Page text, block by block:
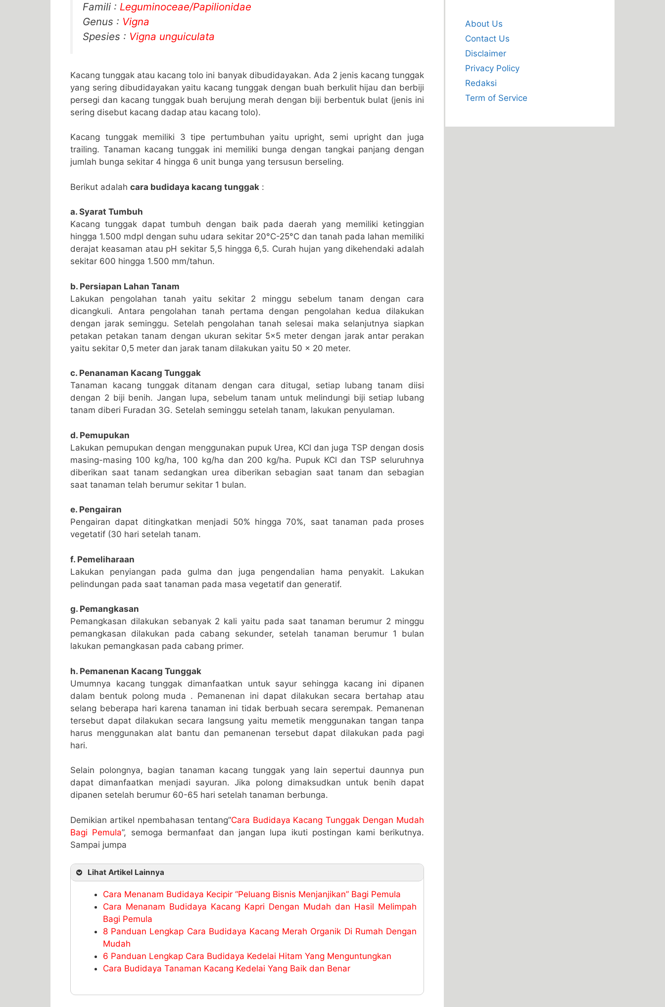
Famili : Leguminoceae/Papilionidae
Genus : Vigna
Spesies : Vigna unguiculata
Kacang tunggak atau kacang tolo ini banyak dibudidayakan. Ada 2 jenis kacang tunggak
yang sering dibudidayakan yaitu kacang tunggak dengan buah berkulit hijau dan berbiji
persegi dan kacang tunggak buah berujung merah dengan biji berbentuk bulat (jenis ini
sering disebut kacang dadap atau kacang tolo).
Kacang tunggak memiliki 3 tipe pertumbuhan yaitu upright, semi upright dan juga
trailing. Tanaman kacang tunggak ini memiliki bunga dengan tangkai panjang dengan
jumlah bunga sekitar 4 hingga 6 unit bunga yang tersusun berseling.
Berikut adalah cara budidaya kacang tunggak :
a. Syarat Tumbuh
Kacang tunggak dapat tumbuh dengan baik pada daerah yang memiliki ketinggian
hingga 1.500 mdpl dengan suhu udara sekitar 20°C-25°C dan tanah pada lahan memiliki
derajat keasaman atau pH sekitar 5,5 hingga 6,5. Curah hujan yang dikehendaki adalah
sekitar 600 hingga 1.500 mm/tahun.
b. Persiapan Lahan Tanam
Lakukan pengolahan tanah yaitu sekitar 2 minggu sebelum tanam dengan cara
dicangkuli. Antara pengolahan tanah pertama dengan pengolahan kedua dilakukan
dengan jarak seminggu. Setelah pengolahan tanah selesai maka selanjutnya siapkan
petakan petakan tanam dengan ukuran sekitar 5×5 meter dengan jarak antar perakan
yaitu sekitar 0,5 meter dan jarak tanam dilakukan yaitu 50 x 20 meter.
c. Penanaman Kacang Tunggak
Tanaman kacang tunggak ditanam dengan cara ditugal, setiap lubang tanam diisi
dengan 2 biji benih. Jangan lupa, sebelum tanam untuk melindungi biji setiap lubang
tanam diberi Furadan 3G. Setelah seminggu setelah tanam, lakukan penyulaman.
d. Pemupukan
Lakukan pemupukan dengan menggunakan pupuk Urea, KCl dan juga TSP dengan dosis
masing-masing 100 kg/ha, 100 kg/ha dan 200 kg/ha. Pupuk KCl dan TSP seluruhnya
diberikan saat tanam sedangkan urea diberikan sebagian saat tanam dan sebagian
saat tanaman telah berumur sekitar 1 bulan.
e. Pengairan
Pengairan dapat ditingkatkan menjadi 50% hingga 70%, saat tanaman pada proses
vegetatif (30 hari setelah tanam.
f. Pemeliharaan
Lakukan penyiangan pada gulma dan juga pengendalian hama penyakit. Lakukan
pelindungan pada saat tanaman pada masa vegetatif dan generatif.
g. Pemangkasan
Pemangkasan dilakukan sebanyak 2 kali yaitu pada saat tanaman berumur 2 minggu
pemangkasan dilakukan pada cabang sekunder, setelah tanaman berumur 1 bulan
lakukan pemangkasan pada cabang primer.
h. Pemanenan Kacang Tunggak
Umumnya kacang tunggak dimanfaatkan untuk sayur sehingga kacang ini dipanen
dalam bentuk polong muda . Pemanenan ini dapat dilakukan secara bertahap atau
selang beberapa hari karena tanaman ini tidak berbuah secara serempak. Pemanenan
tersebut dapat dilakukan secara langsung yaitu memetik menggunakan tangan tanpa
harus menggunakan alat bantu dan pemanenan tersebut dapat dilakukan pada pagi
hari.
Selain polongnya, bagian tanaman kacang tunggak yang lain sepertui daunnya pun
dapat dimanfaatkan menjadi sayuran. Jika polong dimaksudkan untuk benih dapat
dipanen setelah berumur 60-65 hari setelah tanaman berbunga.
Demikian artikel npembahasan tentang”Cara Budidaya Kacang Tunggak Dengan Mudah
Bagi Pemula”, semoga bermanfaat dan jangan lupa ikuti postingan kami berikutnya.
Sampai jumpa
Lihat Artikel Lainnya
Cara Menanam Budidaya Kecipir “Peluang Bisnis Menjanjikan” Bagi Pemula
Cara Menanam Budidaya Kacang Kapri Dengan Mudah dan Hasil Melimpah
Bagi Pemula
8 Panduan Lengkap Cara Budidaya Kacang Merah Organik Di Rumah Dengan
Mudah
6 Panduan Lengkap Cara Budidaya Kedelai Hitam Yang Menguntungkan
Cara Budidaya Tanaman Kacang Kedelai Yang Baik dan Benar
About Us
Contact Us
Disclaimer
Privacy Policy
Redaksi
Term of Service